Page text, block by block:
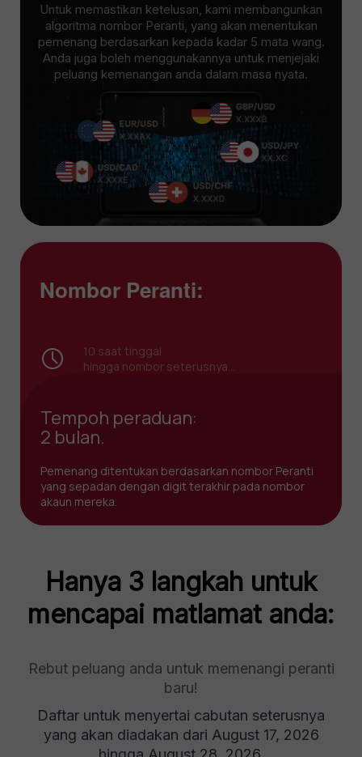
Untuk memastikan ketelusan, kami membangunkan
algoritma nombor Peranti, yang akan menentukan
pemenang berdasarkan kepada kadar 5 mata wang.
Anda juga boleh menggunakannya untuk menjejaki
peluang kemenangan anda dalam masa nyata.
Nombor Peranti:
9saat tinggal
hingga nombor seterusnya...
Tempoh peraduan:
2 bulan.
Pemenang ditentukan berdasarkan nombor Peranti
yang sepadan dengan digit terakhir pada nombor
akaun mereka.
Hanya 3 langkah untuk
mencapai matlamat anda:
Rebut peluang anda untuk memenangi peranti
baru!
Daftar untuk menyertai cabutan seterusnya
yang akan diadakan dari August 17, 2026